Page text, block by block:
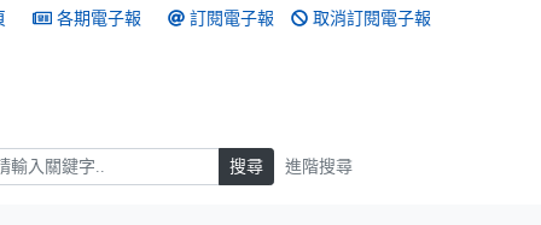
各期電子報 訂閱電子報 取消訂閱電子報
搜尋 進階搜尋